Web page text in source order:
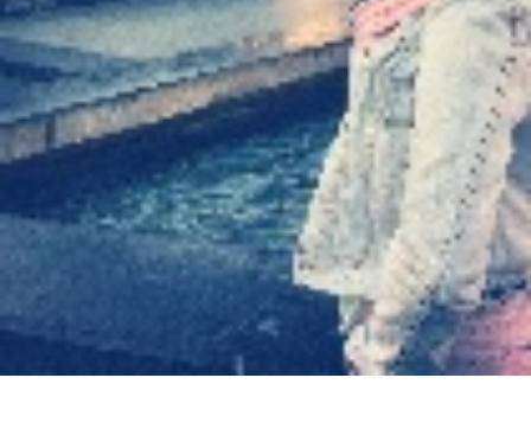
F
Ü
R
V
E